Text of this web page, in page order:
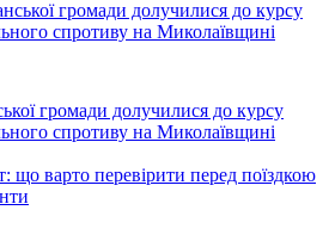
громади долучилися до курсу
спротиву на Миколаївщині